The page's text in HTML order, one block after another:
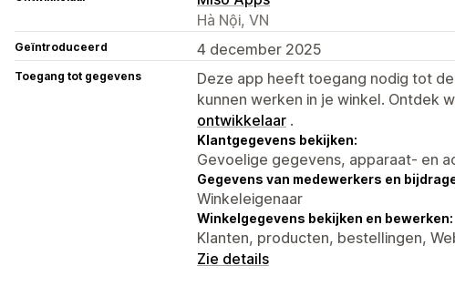
Hà Nội, VN
Geïntroduceerd 4 december 2025
Toegang tot gegevens
Deze app heeft toegang nodig tot
kunnen werken in je winkel. Ontdek
ontwikkelaar .
Klantgegevens bekijken:
Gevoelige gegevens, apparaat- en
Gegevens van medewerkers en
Winkeleigenaar
Winkelgegevens bekijken en bewerken:
Klanten, producten, bestellingen,
Zie details